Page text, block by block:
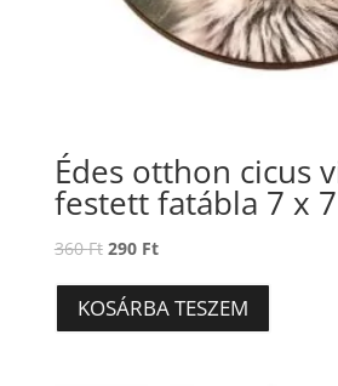
Édes otthon cicus
festett fatábla 7 x
360Ft Original
was:
360 Ft.
290 FtCurrent
is:
290 Ft.
KOSÁRBA TESZEM